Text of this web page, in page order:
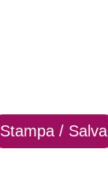
Stampa / Salva